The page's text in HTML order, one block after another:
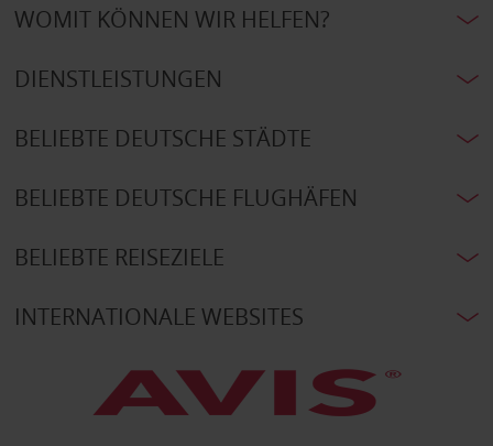
WOMIT KÖNNEN WIR HELFEN?
DIENSTLEISTUNGEN
BELIEBTE DEUTSCHE STÄDTE
BELIEBTE DEUTSCHE FLUGHÄFEN
BELIEBTE REISEZIELE
INTERNATIONALE WEBSITES